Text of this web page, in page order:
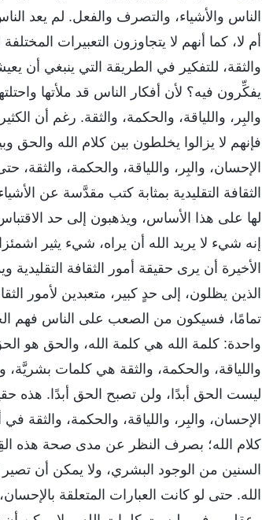
الناس والأشياء، والتصرف والفعل. لم يعد
أم لا، كما أنهم لا يتجاوزون التعبيرات
والثقة، للتفكير في الطريقة التي ينبغي أن
يفكِّرون فيه؟ لأن أفكار الناس قد ملأتها
والبِر، واللياقة، والحكمة، والثقة. رغم أن
فإنهم لا يزالوا يخلطون بين كلام الله والحق
الإحسان، والبِر، واللياقة، والحكمة،
الثقافة التقليدية بمثابة كتب مقدَّسة عن
لها على هذا الأساس، ويذهبون إلى حد
إنه شيء لا يريد الله أن يراه، شيء يثير
الأخيرة أن يرى حقيقة أمور الثقافة
الذين يظلون، إلى حدٍ كبير، متعبدين لأمور
تمامًا، فسيكون من الصعب على الناس فهم
واحدة: كلمة الله هي كلمة الله، والحق هو
واللياقة، والحكمة، والثقة هي كلمات بشريَّة،
ليست الحق أبدًا، ولن تصبح الحق أبدًا. هذه
الإحسان، والبِر، واللياقة، والحكمة،
كلام الله؛ بصرف النظر عن مدى صحة هذه
السنين من الوجود البشري، ولا يمكن أن تصير
الله. حتى لو كانت العبارات المتعلقة